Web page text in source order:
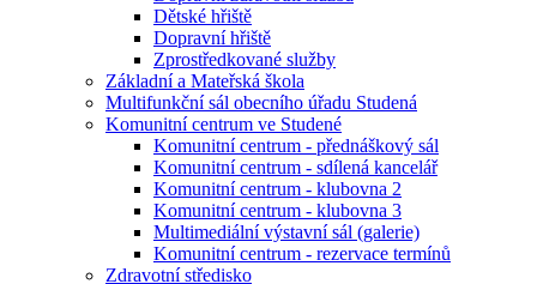
Dětské hřiště
Dopravní hřiště
Zprostředkované služby
Základní a Mateřská škola
Multifunkční sál obecního úřadu Studená
Komunitní centrum ve Studené
Komunitní centrum - přednáškový sál
Komunitní centrum - sdílená kancelář
Komunitní centrum - klubovna 2
Komunitní centrum - klubovna 3
Multimediální výstavní sál (galerie)
Komunitní centrum - rezervace termínů
Zdravotní středisko